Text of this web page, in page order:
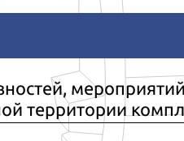
территории